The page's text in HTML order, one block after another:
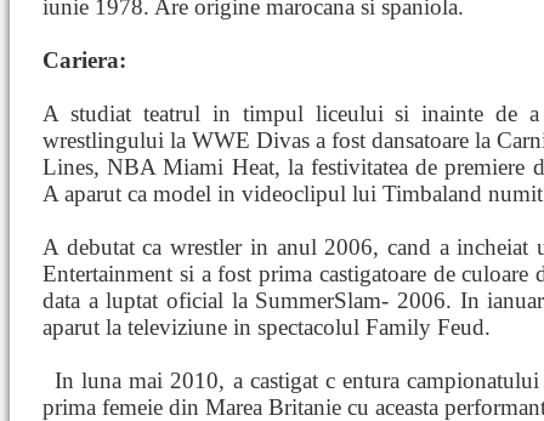
iunie 1978. Are origine marocana si spaniola.
Cariera:
A studiat teatrul in timpul liceului si inainte de a
wrestlingului la WWE Divas a fost dansatoare la
Lines, NBA Miami Heat, la festivitatea de premiere
A aparut ca model in videoclipul lui Timbaland
A debutat ca wrestler in anul 2006, cand a incheiat
Entertainment si a fost prima castigatoare de
data a luptat oficial la SummerSlam- 2006. In
aparut la televiziune in spectacolul Family Feud.
In luna mai 2010, a castigat centura
prima femeie din Marea Britanie cu aceasta